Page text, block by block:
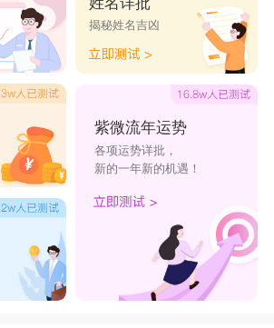
揭秘姓名吉凶
紫微流年运势
各项运势详批，
新的一年新的机遇！